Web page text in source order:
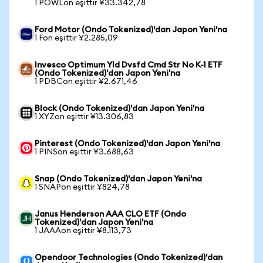
1 POWLon eşittir ¥33.342,78
Ford Motor (Ondo Tokenized)'dan Japon Yeni'na
1 Fon eşittir ¥2.285,09
Invesco Optimum Yld Dvsfd Cmd Str No K-1 ETF
(Ondo Tokenized)'dan Japon Yeni'na
1 PDBCon eşittir ¥2.671,46
Block (Ondo Tokenized)'dan Japon Yeni'na
1 XYZon eşittir ¥13.306,83
Pinterest (Ondo Tokenized)'dan Japon Yeni'na
1 PINSon eşittir ¥3.688,63
Snap (Ondo Tokenized)'dan Japon Yeni'na
1 SNAPon eşittir ¥824,78
Janus Henderson AAA CLO ETF (Ondo
Tokenized)'dan Japon Yeni'na
1 JAAAon eşittir ¥8.113,73
Opendoor Technologies (Ondo Tokenized)'dan